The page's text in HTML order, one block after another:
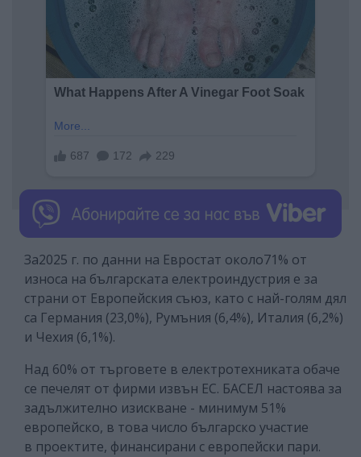
За2025 г. по данни на Евростат около71% от
износа на българската електроиндустрия е за
страни от Европейския съюз, като с най-голям дял
са Германия (23,0%), Румъния (6,4%), Италия (6,2%)
и Чехия (6,1%).
Над 60% от търговете в електротехниката обаче
се печелят от фирми извън ЕС. БАСЕЛ настоява за
задължително изискване - минимум 51%
европейско, в това число българско участие
в проектите, финансирани с европейски пари.